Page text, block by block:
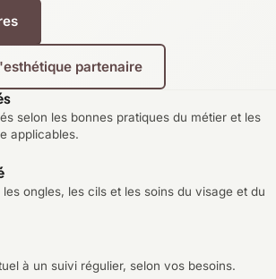
partenaire
selon les bonnes pratiques du métier et les
applicables.
ongles, les cils et les soins du visage et du
à un suivi régulier, selon vos besoins.